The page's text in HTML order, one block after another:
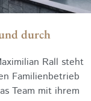
durch
Rall steht
Familienbetrieb
Team mit ihrem